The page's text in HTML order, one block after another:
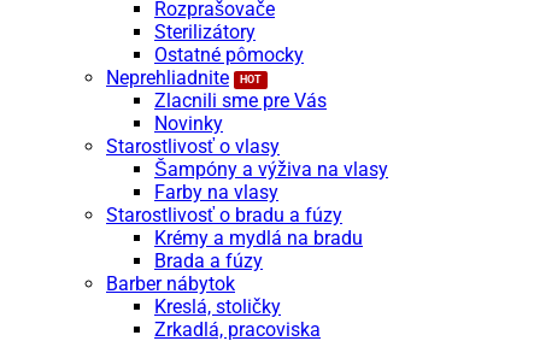
Rozprašovače
Sterilizátory
Ostatné pômocky
Neprehliadnite
Zlacnili sme pre Vás
Novinky
Starostlivosť o vlasy
Šampóny a výživa na vlasy
Farby na vlasy
Starostlivosť o bradu a fúzy
Krémy a mydlá na bradu
Brada a fúzy
Barber nábytok
Kreslá, stoličky
Zrkadlá, pracoviska